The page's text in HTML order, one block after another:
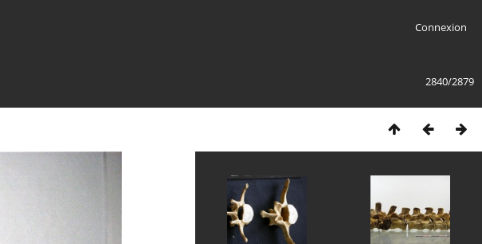
Connexion
2840/2879